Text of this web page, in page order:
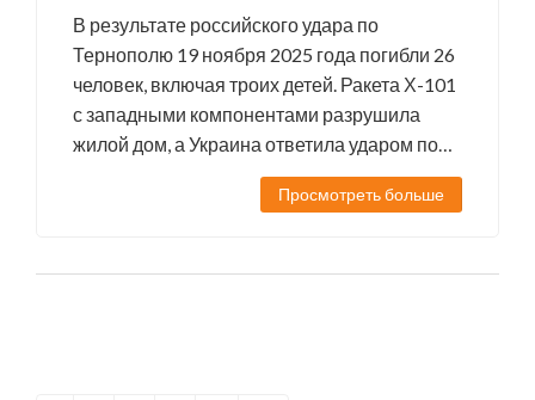
В результате российского удара по
Тернополю 19 ноября 2025 года погибли 26
человек, включая троих детей. Ракета Х-101
с западными компонентами разрушила
жилой дом, а Украина ответила ударом по
Воронежу. Поиск пропавших продолжается.
Просмотреть больше